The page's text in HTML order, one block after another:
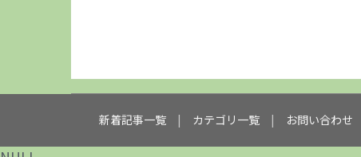
新着記事一覧 カテゴリ一覧 お問い合わせ